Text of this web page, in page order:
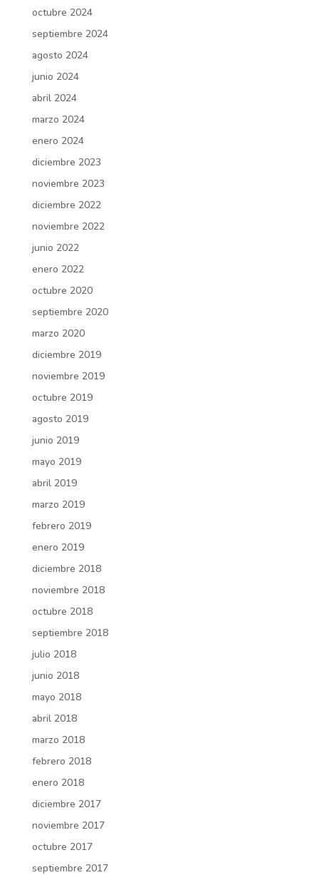
octubre 2024
septiembre 2024
agosto 2024
junio 2024
abril 2024
marzo 2024
enero 2024
diciembre 2023
noviembre 2023
diciembre 2022
noviembre 2022
junio 2022
enero 2022
octubre 2020
septiembre 2020
marzo 2020
diciembre 2019
noviembre 2019
octubre 2019
agosto 2019
junio 2019
mayo 2019
abril 2019
marzo 2019
febrero 2019
enero 2019
diciembre 2018
noviembre 2018
octubre 2018
septiembre 2018
julio 2018
junio 2018
mayo 2018
abril 2018
marzo 2018
febrero 2018
enero 2018
diciembre 2017
noviembre 2017
octubre 2017
septiembre 2017